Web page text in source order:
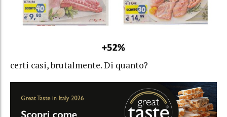
certi casi, brutalmente. Di quanto?